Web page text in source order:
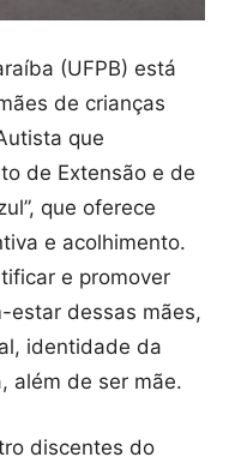
(UFPB) está
de crianças
que
de Extensão e de
que oferece
e acolhimento.
e promover
estar dessas mães,
identidade da
além de ser mãe.
discentes do